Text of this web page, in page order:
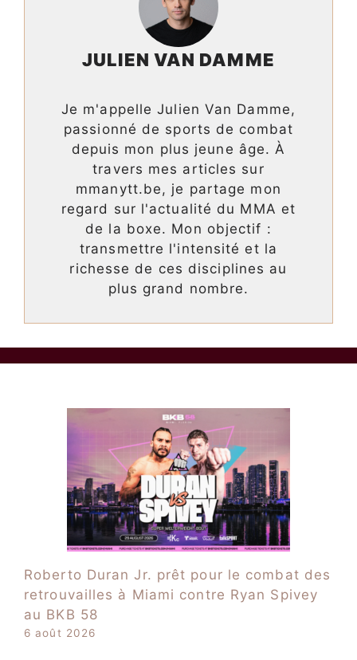
JULIEN VAN DAMME
Je m'appelle Julien Van Damme,
passionné de sports de combat
depuis mon plus jeune âge. À
travers mes articles sur
mmanytt.be, je partage mon
regard sur l'actualité du MMA et
de la boxe. Mon objectif :
transmettre l'intensité et la
richesse de ces disciplines au
plus grand nombre.
Roberto Duran Jr. prêt pour le combat des
retrouvailles à Miami contre Ryan Spivey
au BKB 58
6 août 2026